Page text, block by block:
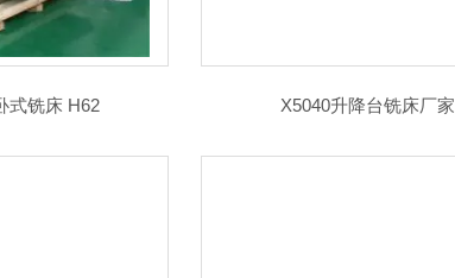
式铣床 H62 X5040升降台铣床厂家